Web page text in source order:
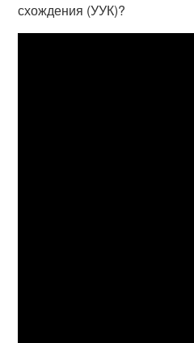
схождения (УУК)?